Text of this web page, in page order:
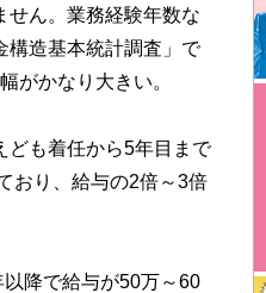
ん。業務経験年数な
構造基本統計調査」で
がかなり大きい。
も着任から5年目まで
おり、給与の2倍～3倍
降で給与が50万～60